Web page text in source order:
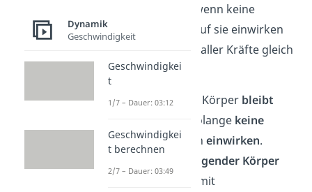
nicht bewegen, wenn keine
äußeren Kräfte auf sie einwirken
oder die Summe aller Kräfte gleich
null ist:
Ein ruhender Körper bleibt
, solange keine
Kräfteauf ihn einwirken.
bewegender Körper
mit
Dynamik
Geschwindigkeit
Geschwindigkei
t
1/7 – Dauer: 03:12
Geschwindigkei
t berechnen
2/7 – Dauer: 03:49